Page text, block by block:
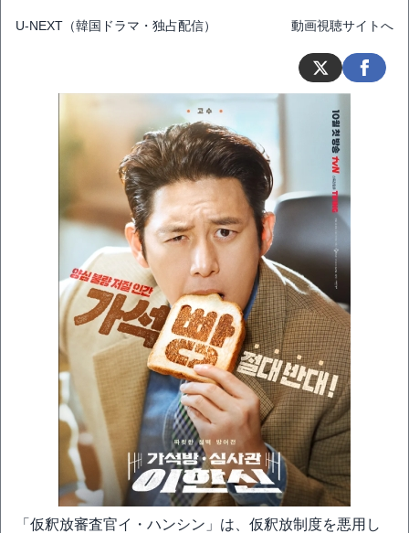
U-NEXT（韓国ドラマ・独占配信） 動画視聴サイトへ
「仮釈放審査官イ・ハンシン」は、仮釈放制度を悪用し